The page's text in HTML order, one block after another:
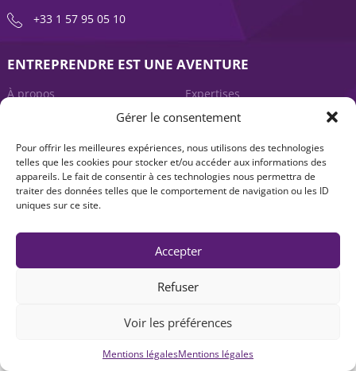
Gérer le consentement
Pour offrir les meilleures expériences, nous utilisons des technologies
telles que les cookies pour stocker et/ou accéder aux informations des
appareils. Le fait de consentir à ces technologies nous permettra de
traiter des données telles que le comportement de navigation ou les ID
uniques sur ce site.
Accepter
Refuser
Voir les préférences
Mentions légalesMentions légales
+33 1 57 95 05 10
ENTREPRENDRE EST UNE AVENTURE
À propos
Expertises
Actualités
Contact